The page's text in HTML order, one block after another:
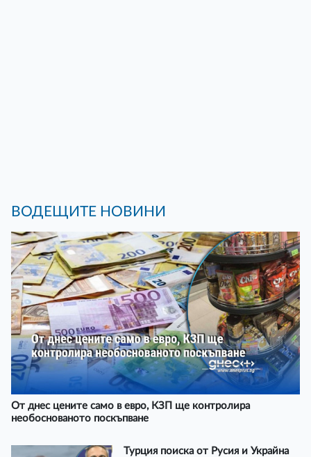
ВОДЕЩИТЕ НОВИНИ
От днес цените само в евро, КЗП ще контролира
необоснованото поскъпване
Турция поиска от Русия и Украйна